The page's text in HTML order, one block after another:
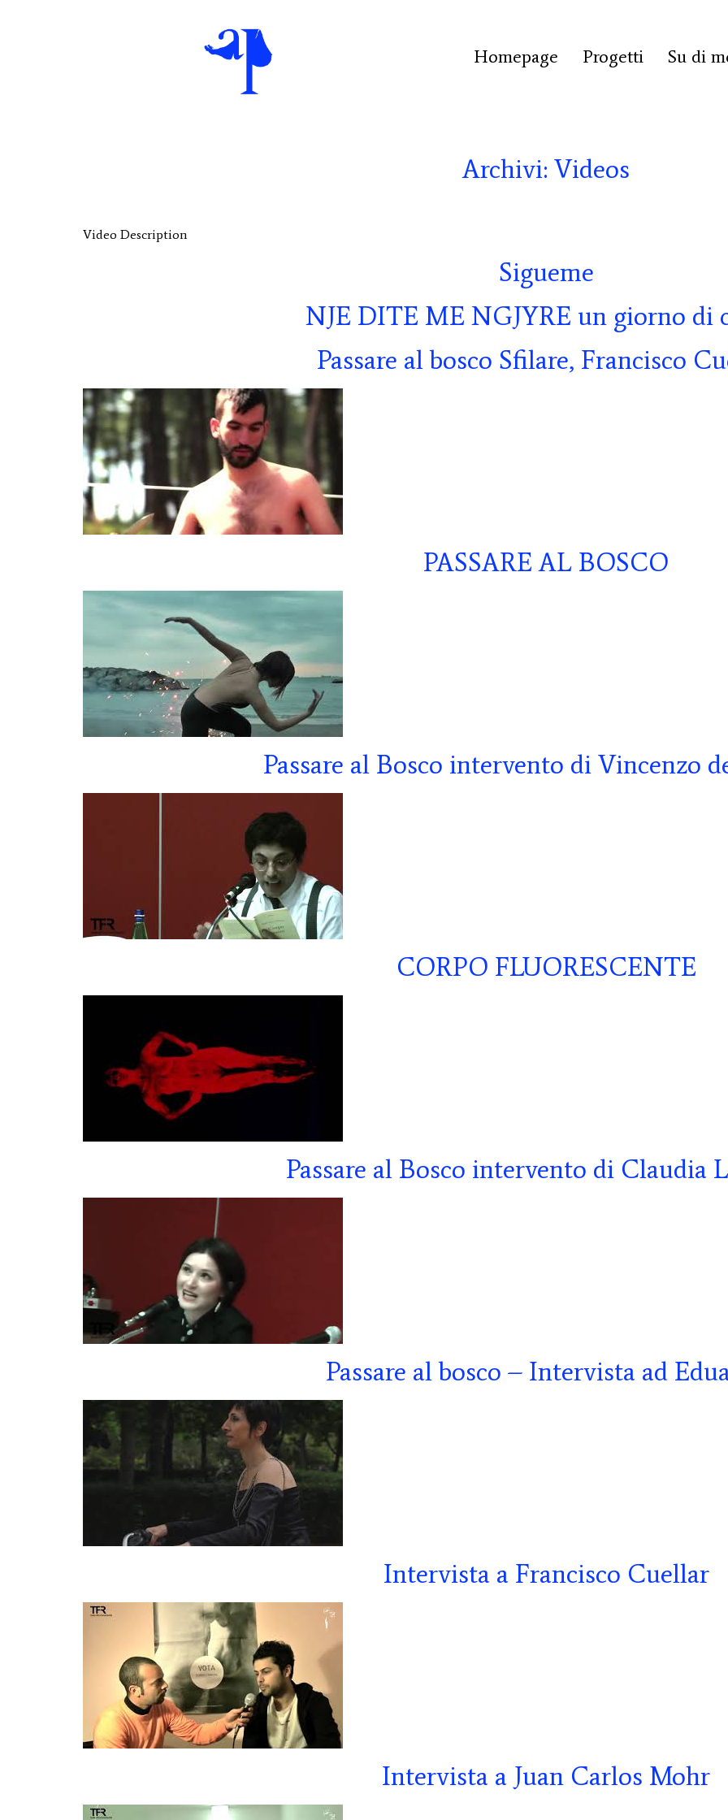
Homepage Progetti Su di
Archivi: Videos
Video Description
Sigueme
NJE DITE ME NGJYRE un giorno di
Passare al bosco Sfilare, Francisco
PASSARE AL BOSCO
Passare al Bosco intervento di Vincenzo
CORPO FLUORESCENTE
Passare al Bosco intervento di Claudia
Passare al bosco – Intervista ad
Intervista a Francisco Cuellar
Intervista a Juan Carlos Mohr